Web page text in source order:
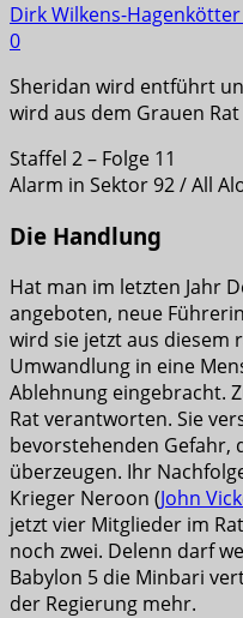
Dirk Wilkens-Hagenkötter
0
Sheridan wird entführt
wird aus dem Grauen
Staffel 2 – Folge 11
Alarm in Sektor 92 / All
Die Handlung
Hat man im letzten Jahr
angeboten, neue
wird sie jetzt aus diesem
Umwandlung in eine
Ablehnung eingebracht.
Rat verantworten. Sie
bevorstehenden Gefahr,
überzeugen. Ihr
Krieger Neroon (John
jetzt vier Mitglieder im
noch zwei. Delenn darf
Babylon 5 die Minbari
der Regierung mehr.